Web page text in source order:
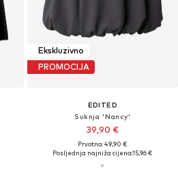
Ekskluzivno
PROMOCIJA
EDITED
Suknja 'Nancy'
39,90 €
Prvotno: 49,90 €
Posljednja najniža cijena:15,96 €